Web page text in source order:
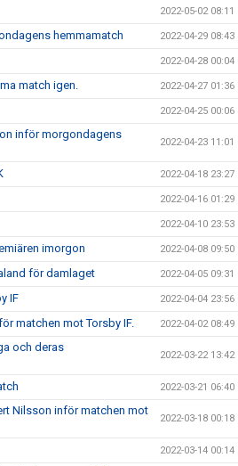
2022-05-02 08:11
hemmamatch 2022-04-29 08:43
2022-04-28 00:04
match igen. 2022-04-27 01:36
2022-04-25 00:06
inför morgondagens
2022-04-23 11:01
2022-04-18 23:27
2022-04-16 01:29
2022-04-10 23:53
imorgon 2022-04-08 09:50
för damlaget 2022-04-05 09:31
IF 2022-04-04 23:56
matchen mot Torsby IF. 2022-04-02 08:49
och deras
2022-03-22 13:42
2022-03-21 06:40
Nilsson inför matchen mot
2022-03-18 00:18
2022-03-14 00:14